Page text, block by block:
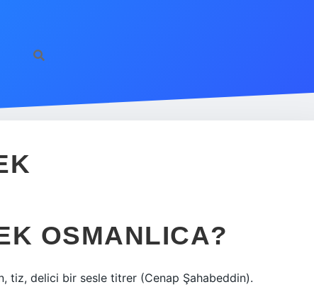
OSMANLICA?
tiz, delici bir sesle titrer (Cenap Şahabeddin).